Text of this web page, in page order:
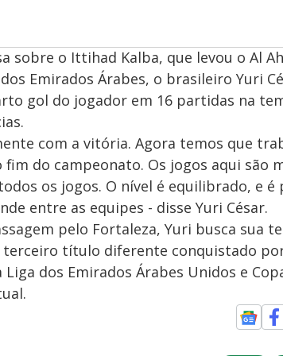
sobre o Ittihad Kalba, que levou o Al
Emirados Árabes, o brasileiro Yuri
gol do jogador em 16 partidas na
com a vitória. Agora temos que
fim do campeonato. Os jogos aqui são
os jogos. O nível é equilibrado, e é
entre as equipes - disse Yuri César.
pelo Fortaleza, Yuri busca sua
terceiro título diferente conquistado
dos Emirados Árabes Unidos e